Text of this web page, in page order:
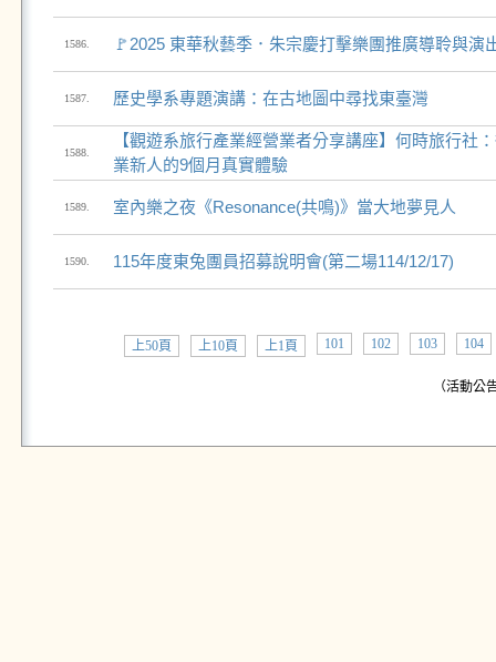
1586. 🚩2025 東華秋藝季．朱宗慶打擊樂團推廣導聆與演
1587. 歷史學系專題演講：在古地圖中尋找東臺灣
1588.
【觀遊系旅行產業經營業者分享講座】何時旅行社
業新人的9個月真實體驗
1589. 室內樂之夜《Resonance(共鳴)》當大地夢見人
1590. 115年度東兔團員招募說明會(第二場114/12/17)
上50頁 上10頁 上1頁 101 102 103 104
（活動公